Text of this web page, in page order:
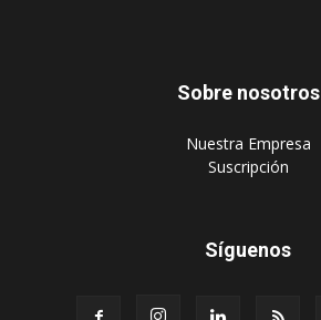
Sobre nosotros
‎Nuestra Empresa
‎Suscripción
Síguenos